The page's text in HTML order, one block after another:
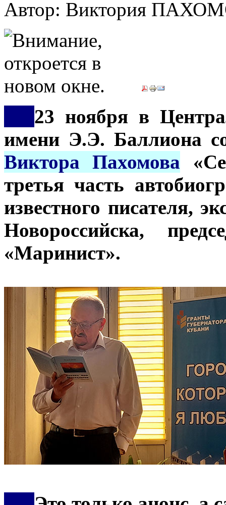
Автор: Виктория
23 ноября в
имени Э.Э. Баллиона
Виктора Пахомова
третья часть
известного писателя,
Новороссийска,
«Маринист».